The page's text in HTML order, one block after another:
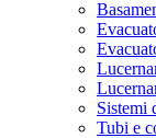
Sistemi
Tubi e